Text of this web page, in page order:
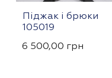
Піджак і брюки
105019
6 500,00 грн